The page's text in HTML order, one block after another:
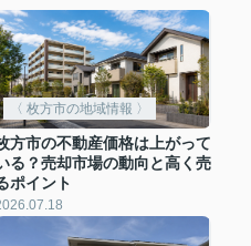
〈 枚方市の地域情報 〉
方市の不動産価格は上がって
る？売却市場の動向と高く売
ポイント